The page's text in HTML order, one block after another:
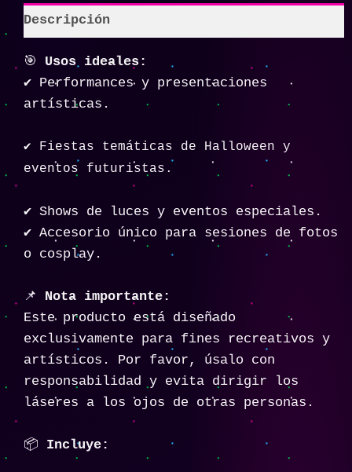
Descripción
🎯 Usos ideales:
✔️ Performances y presentaciones
artísticas.
✔️ Fiestas temáticas de Halloween y
eventos futuristas.
✔️ Shows de luces y eventos especiales.
✔️ Accesorio único para sesiones de fotos
o cosplay.
📌 Nota importante:
Este producto está diseñado
exclusivamente para fines recreativos y
artísticos. Por favor, úsalo con
responsabilidad y evita dirigir los
láseres a los ojos de otras personas.
📦 Incluye: